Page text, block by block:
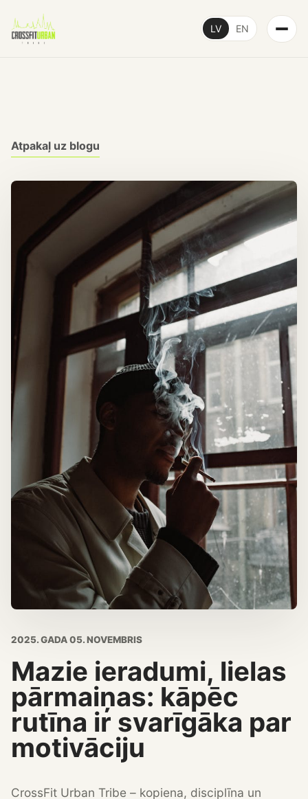
LV EN
Atpakaļ uz blogu
2025. GADA 05. NOVEMBRIS
Mazie ieradumi, lielas
pārmaiņas: kāpēc
rutīna ir svarīgāka par
motivāciju
CrossFit Urban Tribe – kopiena, disciplīna un